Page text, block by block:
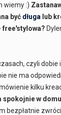
wiemy :)
być długa lub
free'stylowa?
czyli dobie
nie ma
kilku
spokojnie w
bezpłatnie